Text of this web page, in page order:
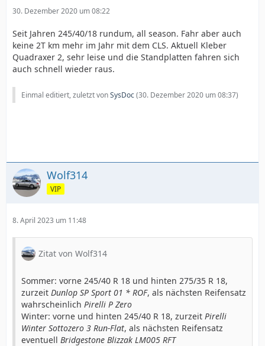
30. Dezember 2020 um 08:22
Seit Jahren 245/40/18 rundum, all season. Fahr aber auch
keine 2T km mehr im Jahr mit dem CLS. Aktuell Kleber
Quadraxer 2, sehr leise und die Standplatten fahren sich
auch schnell wieder raus.
Einmal editiert, zuletzt vonSysDoc(30. Dezember 2020 um 08:37)
Wolf314
VIP
8. April 2023 um 11:48
Zitat von Wolf314
Sommer: vorne 245/40 R 18 und hinten 275/35 R 18,
zurzeit Dunlop SP Sport 01 * ROF, als nächsten Reifensatz
wahrscheinlich Pirelli P Zero
Winter: vorne und hinten 245/40 R 18, zurzeit Pirelli
Winter Sottozero 3 Run-Flat, als nächsten Reifensatz
eventuell Bridgestone Blizzak LM005 RFT